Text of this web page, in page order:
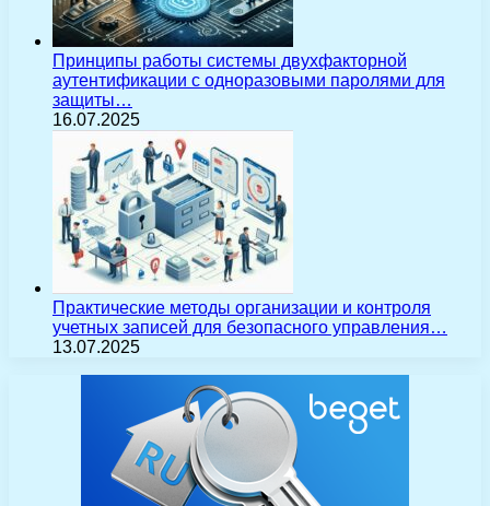
Принципы работы системы двухфакторной
аутентификации с одноразовыми паролями для
защиты…
16.07.2025
Практические методы организации и контроля
учетных записей для безопасного управления…
13.07.2025